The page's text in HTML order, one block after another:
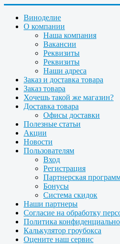
Виноделие
О компании
Наша компания
Вакансии
Реквизиты
Реквизиты
Наши адреса
Заказ и доставка товара
Заказ товара
Хочешь такой же магазин?
Доставка товара
Офисы доставки
Полезные статьи
Акции
Новости
Пользователям
Вход
Регистрация
Партнерская
Бонусы
Система скидок
Наши партнеры
Согласие на обработку
Политика
Калькулятор гроубокса
Оцените наш сервис